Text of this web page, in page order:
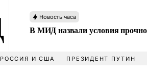
Новость часа
В МИД назвали условия
РОССИЯ И США ПРЕЗИДЕНТ ПУТИН